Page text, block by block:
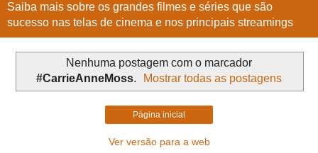
Saiba mais sobre os grandes filmes e séries que são
sucesso nas telas de cinema e nos principais streamings
Nenhuma postagem com o marcador
#CarrieAnneMoss. Mostrar todas as postagens
Página inicial
Ver versão para a web